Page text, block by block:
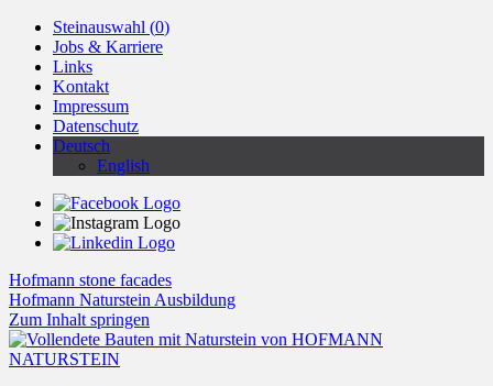
Steinauswahl (0)
Jobs & Karriere
Links
Kontakt
Impressum
Datenschutz
Deutsch
English
Hofmann stone facades
Hofmann Naturstein Ausbildung
Zum Inhalt springen